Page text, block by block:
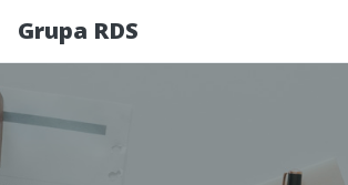
Grupa RDS